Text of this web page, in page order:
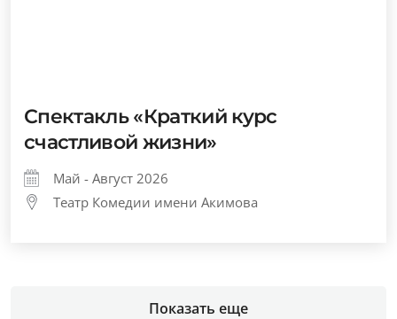
Спектакль «Краткий курс
счастливой жизни»
Май - Август 2026
Театр Комедии имени Акимова
Показать еще